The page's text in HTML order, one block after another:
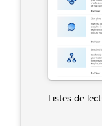
Listes de